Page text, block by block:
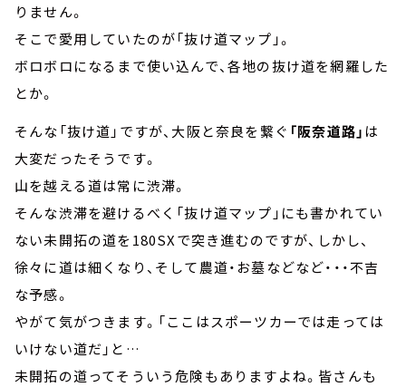
りません。
そこで愛用していたのが「抜け道マップ」。
ボロボロになるまで使い込んで、各地の抜け道を網羅した
とか。
そんな「抜け道」ですが、大阪と奈良を繋ぐ 「阪奈道路」 は
大変だったそうです。
山を越える道は常に渋滞。
そんな渋滞を避けるべく「抜け道マップ」にも書かれてい
ない未開拓の道を180SXで突き進むのですが、しかし、
徐々に道は細くなり、そして農道・お墓などなど・・・不吉
な予感。
やがて気がつきます。「ここはスポーツカーでは走っては
いけない道だ」と…
未開拓の道ってそういう危険もありますよね。皆さんも